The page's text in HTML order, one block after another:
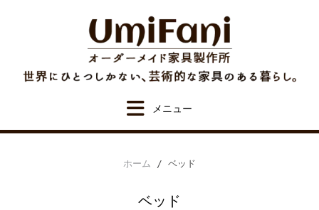
ホーム / ベッド
ベッド